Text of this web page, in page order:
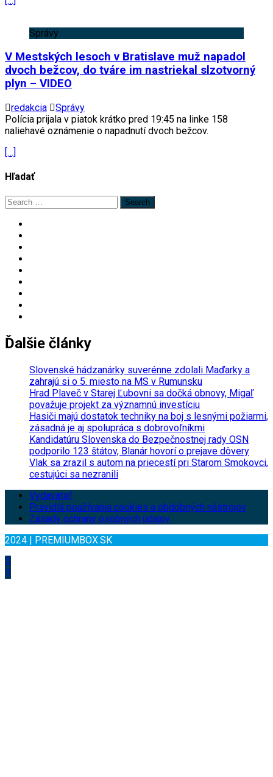
Správy
V Mestských lesoch v Bratislave muž napadol
dvoch bežcov, do tváre im nastriekal slzotvorný
plyn – VIDEO
redakcia
Správy
Polícia prijala v piatok krátko pred 19:45 na linke 158
naliehavé oznámenie o napadnutí dvoch bežcov.
[…]
Hľadať
Search
for:
Ďalšie články
Slovenské hádzanárky suverénne zdolali Maďarky a
zahrajú si o 5. miesto na MS v Rumunsku
Hrad Plaveč v Starej Ľubovni sa dočká obnovy, Migaľ
považuje projekt za významnú investíciu
Hasiči majú dostatok techniky na boj s lesnými požiarmi,
zásadná je aj spolupráca s dobrovoľníkmi
Kandidatúru Slovenska do Bezpečnostnej rady OSN
podporilo 123 štátov, Blanár hovorí o prejave dôvery
Vlak sa zrazil s autom na priecestí pri Starom Smokovci,
cestujúci sa nezranili
Vydavateľ
Pravidlá používania cookies a obdobných nástrojov
Zásady ochrany osobných údajov
2024 | PREMIUMBOX.SK